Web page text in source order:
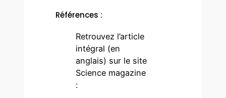
Références :
Retrouvez l’article
intégral (en
anglais) sur le site
Science magazine
: